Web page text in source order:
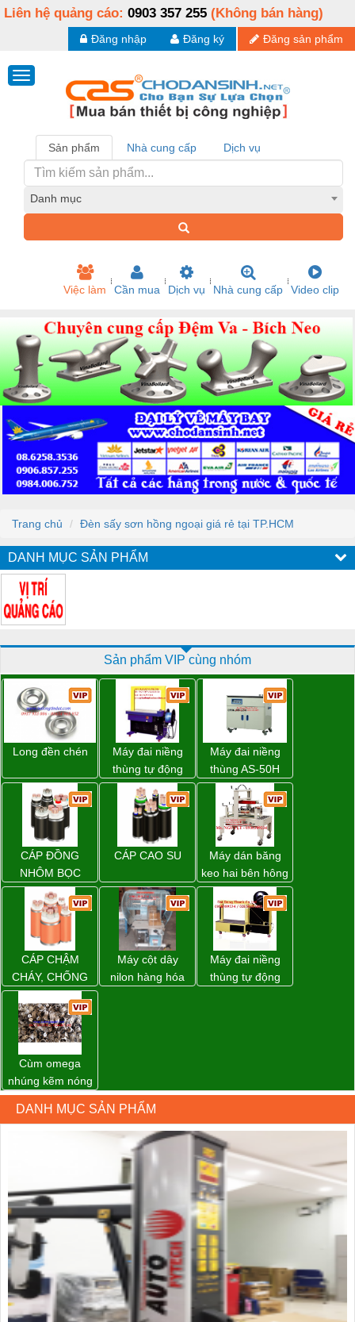
Liên hệ quảng cáo: 0903 357 255 (Không bán hàng)
Đăng sản phẩm
Đăng ký
Đăng nhập
Sản phẩm Nhà cung cấp Dịch vụ
Danh mục
Việc làm Cần mua Dịch vụ Nhà cung cấp Video clip
Trang chủ Đèn sấy sơn hồng ngoại giá rẻ tại TP.HCM
DANH MỤC SẢN PHẨM
Sản phẩm VIP cùng nhóm
Long đền chén
Máy đai niềng
thùng tự động
DBA-200 giá tốt
Máy đai niềng
thùng AS-50H
Wellpack
CÁP ĐỒNG
NHÔM BỌC
CÁP CAO SU
Máy dán băng
keo hai bên hông
thùng carton
WP-5050SA giá
rẻ Miền Nam
CÁP CHẬM
CHÁY, CHỐNG
CHÁY
Máy cột dây
nilon hàng hóa
Máy đai niềng
thùng tự động
Cùm omega
nhúng kẽm nóng
DANH MỤC SẢN PHẨM